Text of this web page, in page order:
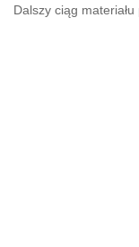
Dalszy ciąg